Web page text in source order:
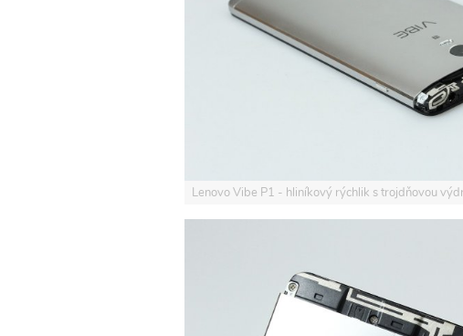
Lenovo Vibe P1 - hliníkový rýchlik s trojdňovou